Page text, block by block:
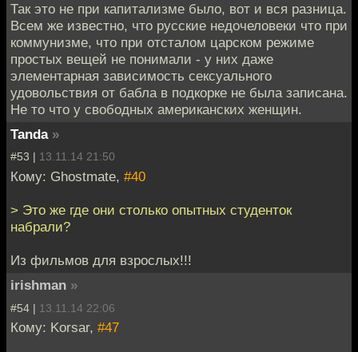
Так это не при капитализме было, вот и вся разница.
Всем же известно, что русские недочеловеки что при
коммунизме, что при отсталом царском режиме
простых вещей не понимали - у них даже
элементарная зависимость сексуального
удовольствия от бабла в подкорке не была записана.
Не то что у свободных американских женщин.
Tanda »
#53 | 13.11.14 21:50
Кому: Ghostmate, #40
> Это же где они столько опытных студенток
набрали?
Из фильмов для взрослых!!!
irishman »
#54 | 13.11.14 22:06
Кому: Korsar, #47